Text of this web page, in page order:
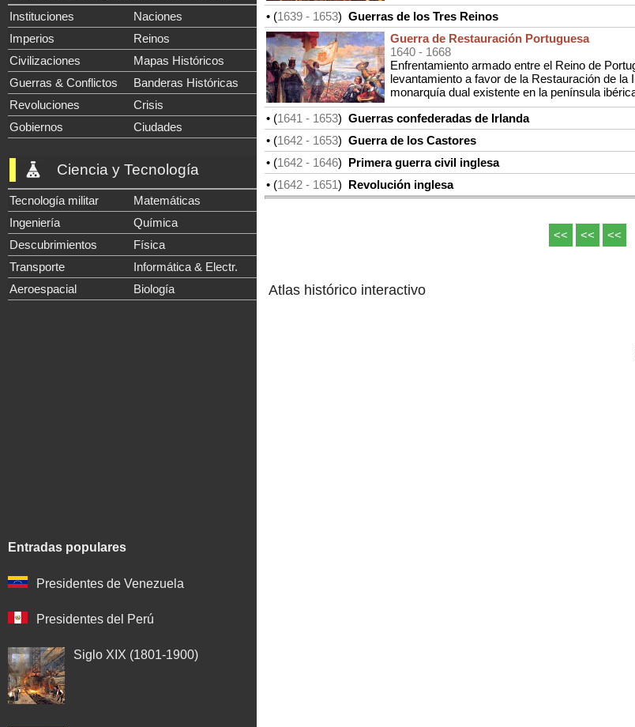
• (1639 - 1653) Guerras de los Tres Reinos
Guerra de Restauración Portuguesa
1640 - 1668
Enfrentamiento armado entre el Reino de
levantamiento a favor de la Restauración de
monarquía dual existente en la península
• (1641 - 1653) Guerras confederadas de Irlanda
• (1642 - 1653) Guerra de los Castores
• (1642 - 1646) Primera guerra civil inglesa
• (1642 - 1651) Revolución inglesa
<< << <<
Atlas histórico interactivo
Instituciones
Naciones
Imperios
Reinos
Civilizaciones
Mapas Históricos
Guerras & Conflictos
Banderas Históricas
Revoluciones
Crisis
Gobiernos
Ciudades
Ciencia y Tecnología
Tecnología militar
Matemáticas
Ingeniería
Química
Descubrimientos
Física
Transporte
Informática & Electr.
Aeroespacial
Biología
Entradas populares
Presidentes de Venezuela
Presidentes del Perú
Siglo XIX (1801-1900)